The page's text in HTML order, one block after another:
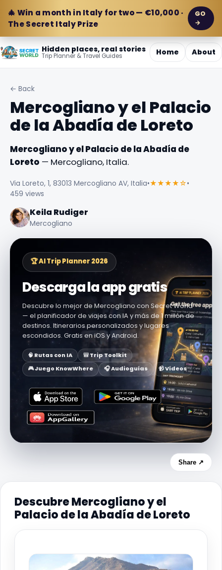
🎄 Win a month in Italy for two — €10,000 ·
The Secret Italy Prize
GO
→
Hidden places, real stories
Trip Planner & Travel Guides Home About
← Back
Mercogliano y el Palacio
de la Abadía de Loreto
Mercogliano y el Palacio de la Abadía de
Loreto — Mercogliano, Italia.
Via Loreto, 1, 83013 Mercogliano AV, Italia•★★★★☆•
459 views
Keila Rudiger
Mercogliano
🏆 AI Trip Planner 2026
Descarga la app gratis
Descubre lo mejor de Mercogliano con Secret World
— el planificador de viajes con IA y más de 1 millón de
destinos. Itinerarios personalizados y lugares
escondidos. Gratis en iOS y Android.
🧠 Rutas con IA
🎒 Trip Toolkit
🎮 Juego KnowWhere
🎧 Audioguías 📹 Vídeos
Share ↗
Descubre Mercogliano y el
Palacio de la Abadía de Loreto